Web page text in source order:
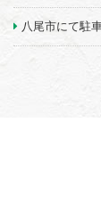
八尾市にて駐